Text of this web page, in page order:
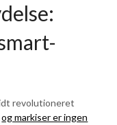
revolutioneret
og markiser er ingen